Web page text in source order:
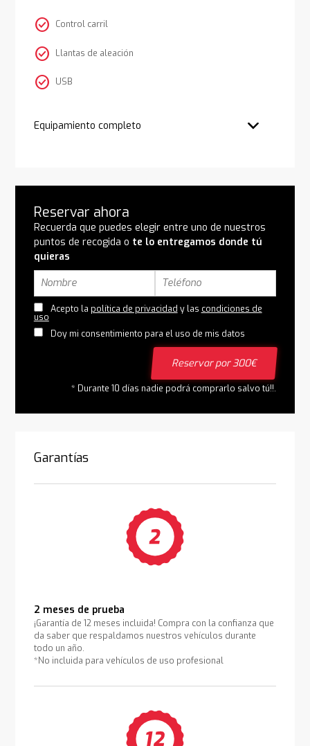
check_circle Control carril
check_circle Llantas de aleación
check_circle USB
Equipamiento completo
Reservar ahora
Recuerda que puedes elegir entre uno de nuestros
puntos de recogida o te lo entregamos donde tú
quieras
Acepto la política de privacidad y las condiciones de
uso
Doy mi consentimiento para el uso de mis datos
Reservar por 300€
* Durante 10 días nadie podrá comprarlo salvo tú!!.
Garantías
2 meses de prueba
¡Garantía de 12 meses incluida! Compra con la confianza que
da saber que respaldamos nuestros vehículos durante
todo un año.
*No incluida para vehículos de uso profesional